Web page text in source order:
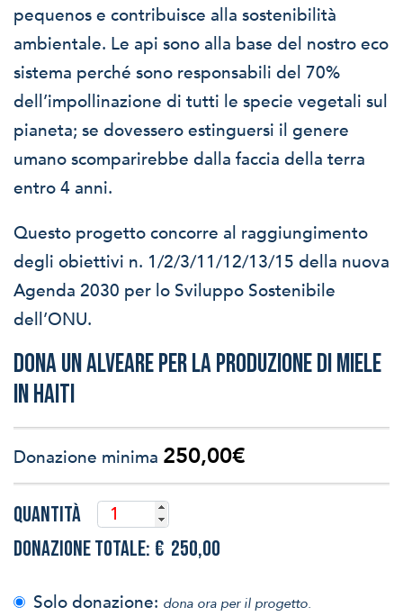
pequenos e contribuisce alla sostenibilità
ambientale. Le api sono alla base del nostro eco
sistema perché sono responsabili del 70%
dell’impollinazione di tutti le specie vegetali sul
pianeta; se dovessero estinguersi il genere
umano scomparirebbe dalla faccia della terra
entro 4 anni.
Questo progetto concorre al raggiungimento
degli obiettivi n. 1/2/3/11/12/13/15 della nuova
Agenda 2030 per lo Sviluppo Sostenibile
dell’ONU.
Dona un alveare per la produzione di miele
in Haiti
Donazione minima 250,00€
Quantità
Dona
un
per
Donazione Totale: € 250,00
Solo donazione: dona ora per il progetto.